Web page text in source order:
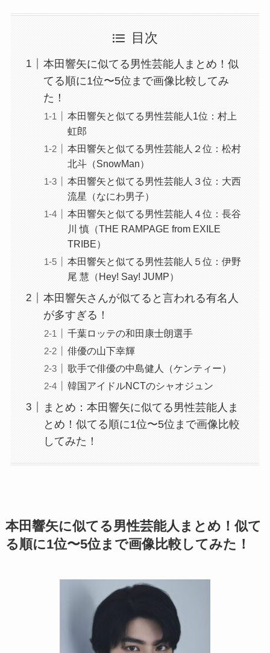
目次
本田響矢に似てる男性芸能人まとめ！似
てる順に1位〜5位まで画像比較してみ
た！
本田響矢と似てる男性芸能人1位：村上
虹郎
本田響矢と似てる男性芸能人２位：松村
北斗（SnowMan）
本田響矢と似てる男性芸能人３位：大西
流星（なにわ男子）
本田響矢と似てる男性芸能人４位：長谷
川 慎（THE RAMPAGE from EXILE
TRIBE）
本田響矢と似てる男性芸能人５位：伊野
尾 慧（Hey! Say! JUMP）
本田響矢さんが似てると言われる有名人
が多すぎる！
千葉ロッテの和田康士朗選手
俳優の山下幸輝
歌手で俳優の中島健人（ケンティー）
韓国アイドルNCTのシャオジュン
まとめ：本田響矢に似てる男性芸能人ま
とめ！似てる順に1位〜5位まで画像比較
してみた！
本田響矢に似てる男性芸能人まとめ！似て
る順に1位〜5位まで画像比較してみた！